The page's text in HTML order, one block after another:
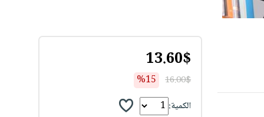
13.60$
16.00$
%15
الكمية: